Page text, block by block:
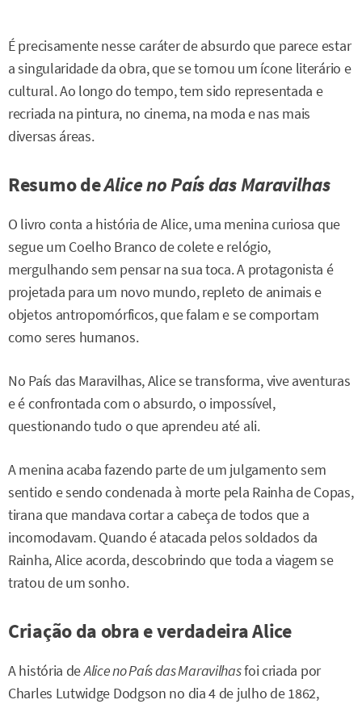
É precisamente nesse caráter de absurdo que parece estar
a singularidade da obra, que se tornou um ícone literário e
cultural. Ao longo do tempo, tem sido representada e
recriada na pintura, no cinema, na moda e nas mais
diversas áreas.
Resumo deAlice no País das Maravilhas
O livro conta a história de Alice, uma menina curiosa que
segue um Coelho Branco de colete e relógio,
mergulhando sem pensar na sua toca. A protagonista é
projetada para um novo mundo, repleto de animais e
objetos antropomórficos, que falam e se comportam
como seres humanos.
No País das Maravilhas, Alice se transforma, vive aventuras
e é confrontada com o absurdo, o impossível,
questionando tudo o que aprendeu até ali.
A menina acaba fazendo parte de um julgamento sem
sentido e sendo condenada à morte pela Rainha de Copas,
tirana que mandava cortar a cabeça de todos que a
incomodavam. Quando é atacada pelos soldados da
Rainha, Alice acorda, descobrindo que toda a viagem se
tratou de um sonho.
Criação da obra e verdadeira Alice
A história deAlice no País das Maravilhasfoi criada por
Charles Lutwidge Dodgson no dia 4 de julho de 1862,